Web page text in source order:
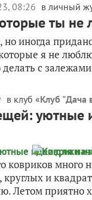
08:26 в личный
ты не
но иногда
я не
с
в клуб «Клуб "Дача
ковриков
и
Летом приятно